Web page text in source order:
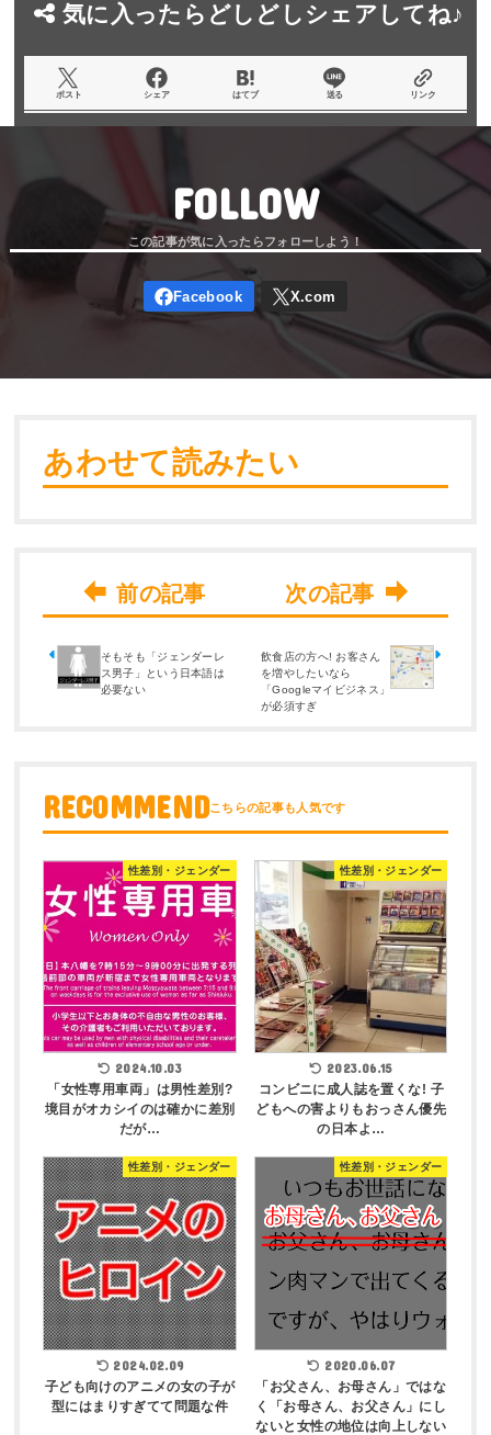
気に入ったらどしどしシェアしてね♪
ポスト シェア はてブ 送る リンク
FOLLOW
あわせて読みたい
そもそも「ジェンダーレ
ス男子」という日本語は
必要ない
飲食店の方へ! お客さん
を増やしたいなら
「Googleマイビジネス」
が必須すぎ
RECOMMEND
性差別・ジェンダー
2024.10.03
「女性専用車両」は男性差別?
境目がオカシイのは確かに差別
だが…
性差別・ジェンダー
2023.06.15
コンビニに成人誌を置くな! 子
どもへの害よりもおっさん優先
の日本よ…
性差別・ジェンダー
2024.02.09
子ども向けのアニメの女の子が
型にはまりすぎてて問題な件
性差別・ジェンダー
2020.06.07
「お父さん、お母さん」ではな
く「お母さん、お父さん」にし
ないと女性の地位は向上しない